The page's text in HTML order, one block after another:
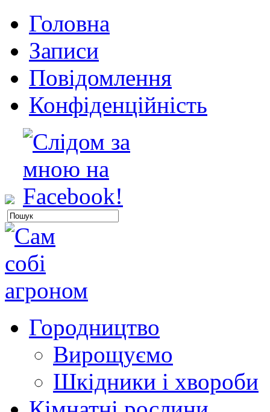
Головна
Записи
Повідомлення
Конфіденційність
Городництво
Вирощуємо
Шкідники і хвороби